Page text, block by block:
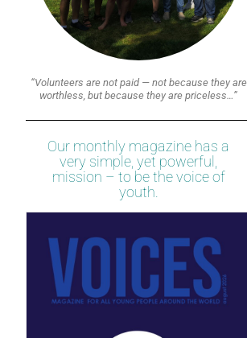
“Volunteers are not paid — not because they are
worthless, but because they are priceless…”
Our monthly magazine has a
very simple, yet powerful,
mission – to be the voice of
youth.